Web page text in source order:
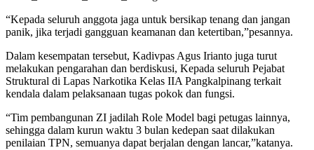
“Kepada seluruh anggota jaga untuk bersikap tenang dan jangan
panik, jika terjadi gangguan keamanan dan ketertiban,”pesannya.
Dalam kesempatan tersebut, Kadivpas Agus Irianto juga turut
melakukan pengarahan dan berdiskusi, Kepada seluruh Pejabat
Struktural di Lapas Narkotika Kelas IIA Pangkalpinang terkait
kendala dalam pelaksanaan tugas pokok dan fungsi.
“Tim pembangunan ZI jadilah Role Model bagi petugas lainnya,
sehingga dalam kurun waktu 3 bulan kedepan saat dilakukan
penilaian TPN, semuanya dapat berjalan dengan lancar,”katanya.